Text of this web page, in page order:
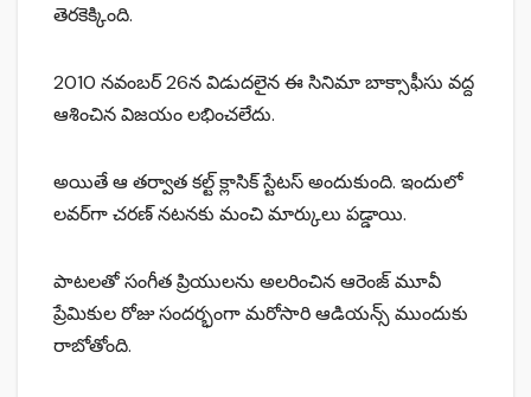
తెరకెక్కింది.
2010 నవంబర్‌ 26న విడుదలైన ఈ సినిమా బాక్సాఫీసు వద్ద
ఆశించిన విజయం లభించలేదు.
అయితే ఆ తర్వాత కల్ట్ క్లాసిక్ స్టేటస్ అందుకుంది. ఇందులో
లవర్‌గా చరణ్‌ నటనకు మంచి మార్కులు పడ్డాయి.
పాటలతో సంగీత ప్రియులను అలరించిన ఆరెంజ్‌ మూవీ
ప్రేమికుల రోజు సందర్భంగా మరోసారి ఆడియన్స్‌ ముందుకు
రాబోతోంది.